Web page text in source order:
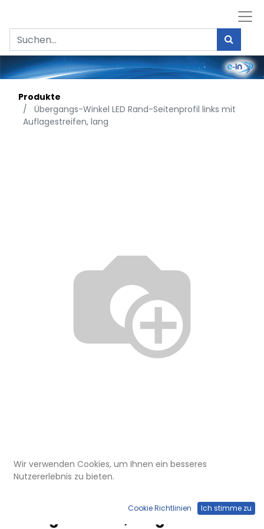
Produkte
Übergangs-Winkel LED Rand-Seitenprofil links mit
Auflagestreifen, lang
ELU 150 235
Übergangs-Winkel LED Rand-
Seitenprofil links mit
Wir verwenden Cookies, um Ihnen ein besseres
Nutzererlebnis zu bieten.
Cookie Richtlinien Ich stimme zu